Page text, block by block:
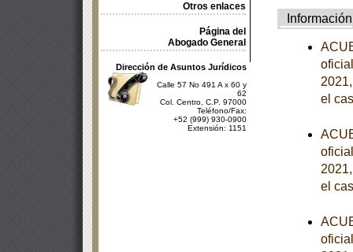
Otros enlaces
Página del
Abogado General
Dirección de Asuntos Jurídicos
Calle 57 No 491 A x 60 y
62
Col. Centro, C.P. 97000
Teléfono/Fax:
+52 (999) 930-0900
Extensión: 1151
Información
el
el